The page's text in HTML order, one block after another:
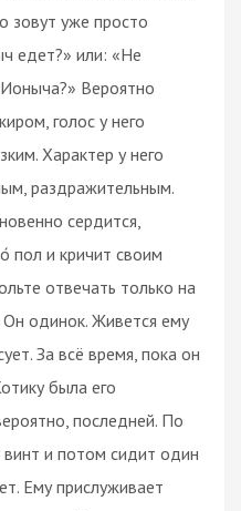
зовут уже просто
едет?» или: «Не
Вероятно
голос у него
Характер у него
раздражительным.
сердится,
пол и кричит своим
отвечать только на
одинок. Живется ему
За всё время, пока он
была его
последней. По
винт и потом сидит один
Ему прислуживает